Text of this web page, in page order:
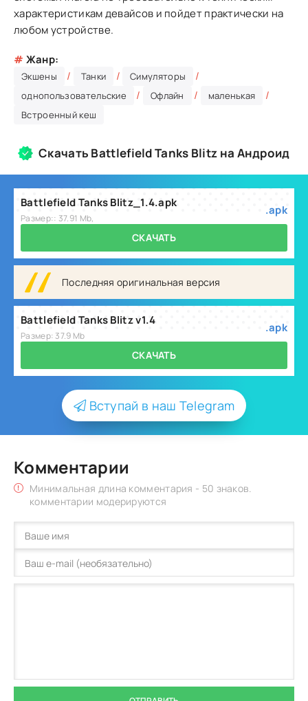
характеристикам девайсов и пойдет практически на
любом устройстве.
# Жанр:
Экшены / Танки / Симуляторы /
однопользовательские / Офлайн / маленькая /
Встроенный кеш
Скачать Battlefield Tanks Blitz на Андроид
Battlefield Tanks Blitz_1.4.apk
Размер:: 37.91 Mb,
.apk
СКАЧАТЬ
Последняя оригинальная версия
Battlefield Tanks Blitz v1.4
Размер: 37.9 Mb
.apk
СКАЧАТЬ
Вступай в наш Telegram
Комментарии
Минимальная длина комментария - 50 знаков.
комментарии модерируются